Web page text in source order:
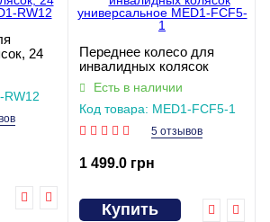
24
RW12
RW12
Переднее колесо для
инвалидных колясок
универсальное MED1-
FCF5-1
Есть в наличии
Код товара: MED1-FCF5-1
5 отзывов
1 499.0 грн
Купить